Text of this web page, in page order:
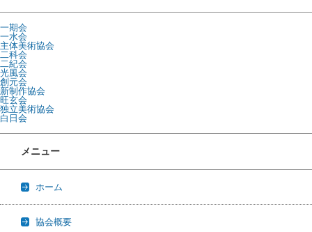
一期会
一水会
主体美術協会
二科会
二紀会
光風会
創元会
新制作協会
旺玄会
独立美術協会
白日会
メニュー
ホーム
協会概要